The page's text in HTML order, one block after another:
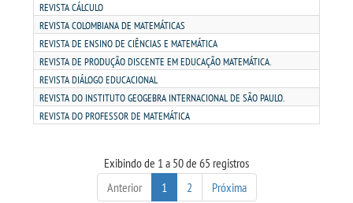
TRABALHE CONOSCO
OUVIDORIA
REVISTA CÁLCULO
REVISTA COLOMBIANA DE MATEMÁTICAS
REVISTA DE ENSINO DE CIÊNCIAS E MATEMÁTICA
REVISTA DE PRODUÇÃO DISCENTE EM EDUCAÇÃO MATEMÁTICA.
REVISTA DIÁLOGO EDUCACIONAL
REVISTA DO INSTITUTO GEOGEBRA INTERNACIONAL DE SÃO PAULO.
REVISTA DO PROFESSOR DE MATEMÁTICA
Exibindo de 1 a 50 de 65 registros
Anterior
1 2 Próxima